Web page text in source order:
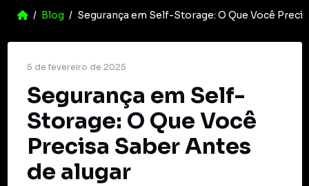
Home
Blog Segurança em Self-Storage: O Que Você
5 de fevereiro de 2025
Segurança em Self-
Storage: O Que Você
Precisa Saber Antes
de alugar